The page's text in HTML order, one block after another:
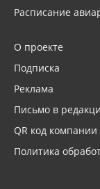
Расписание
О проекте
Подписка
Реклама
Письмо в
QR код компании
Политика